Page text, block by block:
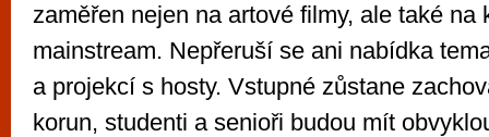
zaměřen nejen na artové filmy, ale také na
mainstream. Nepřeruší se ani nabídka
a projekcí s hosty. Vstupné zůstane
korun, studenti a senioři budou mít